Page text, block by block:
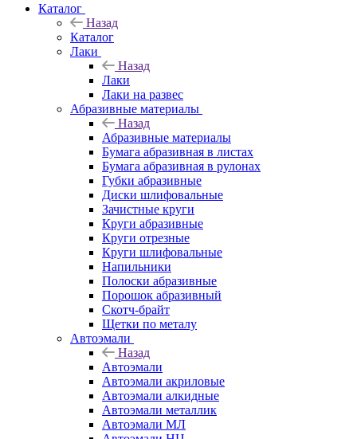
Каталог
Назад
Каталог
Лаки
Назад
Лаки
Лаки на развес
Абразивные материалы
Назад
Абразивные материалы
Бумага абразивная в листах
Бумага абразивная в рулонах
Губки абразивные
Диски шлифовальные
Зачистные круги
Круги абразивные
Круги отрезные
Круги шлифовальные
Напильники
Полоски абразивные
Порошок абразивный
Скотч-брайт
Щетки по металу
Автоэмали
Назад
Автоэмали
Автоэмали акриловые
Автоэмали алкидные
Автоэмали металлик
Автоэмали МЛ